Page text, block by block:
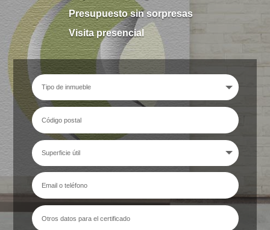
Presupuesto sin sorpresas
Visita presencial